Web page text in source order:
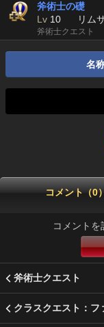
斧術士の礎
Lv 10 リム
斧術士クエスト
名
コメント（0
コメントを
斧術士クエスト
クラスクエスト：フ